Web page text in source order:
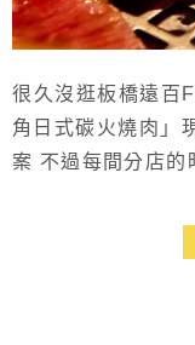
很久沒逛板橋遠百
角日式碳火燒肉」
案 不過每間分店的
小朋友身高未滿